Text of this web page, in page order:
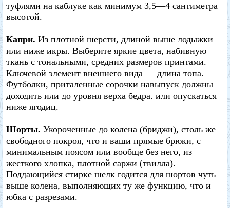
туфлями на каблуке как минимум 3,5—4 сантиметра
высотой.
Капри. Из плотной шерсти, длиной выше лодыжки
или ниже икры. Выберите яркие цвета, набивную
ткань с тональными, средних размеров принтами.
Ключевой элемент внешнего вида — длина топа.
Футболки, приталенные сорочки навыпуск должны
доходить или до уровня верха бедра. или опускаться
ниже ягодиц.
Шорты. Укороченные до колена (бриджи), столь же
свободного покроя, что и ваши прямые брюки, с
минимальным поясом или вообще без него, из
жесткого хлопка, плотной саржи (твилла).
Поддающийся стирке шелк годится для шортов чуть
выше колена, выполняющих ту же функцию, что и
юбка с разрезами.